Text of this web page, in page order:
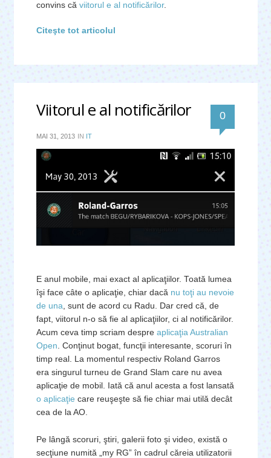
convins că viitorul e al notificărilor.
Citeşte tot articolul
Viitorul e al notificărilor 0
MAI 31, 2013 IN IT
E anul mobile, mai exact al aplicaţiilor. Toată lumea
îşi face câte o aplicaţie, chiar dacă nu toţi au nevoie
de una, sunt de acord cu Radu. Dar cred că, de
fapt, viitorul n-o să fie al aplicaţiilor, ci al notificărilor.
Acum ceva timp scriam despre aplicaţia Australian
Open. Conţinut bogat, funcţii interesante, scoruri în
timp real. La momentul respectiv Roland Garros
era singurul turneu de Grand Slam care nu avea
aplicaţie de mobil. Iată că anul acesta a fost lansată
o aplicaţie care reuşeşte să fie chiar mai utilă decât
cea de la AO.
Pe lângă scoruri, ştiri, galerii foto şi video, există o
secţiune numită „my RG” în cadrul căreia utilizatorii